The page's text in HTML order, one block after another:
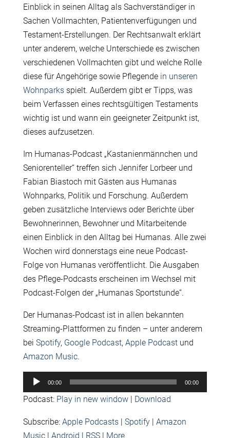
Einblick in seinen Alltag als Sachverständiger in
Sachen Vollmachten, Patientenverfügungen und
Testament-Erstellungen. Der Rechtsanwalt erklärt
unter anderem, welche Unterschiede es zwischen
verschiedenen Vollmachten gibt und welche Rolle
diese für Angehörige sowie Pflegendein unseren
Wohnparksspielt. Außerdem gibt er Tipps, was
beim Verfassen eines rechtsgültigen Testaments
wichtig ist und wann ein geeigneter Zeitpunkt ist,
dieses aufzusetzen.
Im Humanas-Podcast „Kastanienmännchen und
Seniorenteller“ treffen sich Jennifer Lorbeer und
Fabian Biastoch mit Gästen aus Humanas
Wohnparks, Politik und Forschung. Außerdem
geben zusätzliche Interviews oder Berichte über
Bewohnerinnen, Bewohner und Mitarbeitende
einen Einblick in den Alltag bei Humanas. Alle zwei
Wochen wird donnerstags eine neue Podcast-
Folge von Humanas veröffentlicht. Die Ausgaben
des Pflege-Podcasts erscheinen im Wechsel mit
Podcast-Folgen der „Humanas Sportstunde“.
Der Humanas-Podcast ist in allen bekannten
Streaming-Plattformen zu finden – unter anderem
bei Spotify, Google Podcast, Apple Podcastund
Amazon Music.
Audio-
Player
00:00 00:00
Podcast: Play in new window| Download
Subscribe: Apple Podcasts| Spotify| Amazon
Music| Android | RSS| More